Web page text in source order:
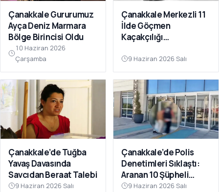
Çanakkale Gururumuz
Ayça Deniz Marmara
Bölge Birincisi Oldu
10 Haziran 2026
Çarşamba
Çanakkale Merkezli 11
İlde Göçmen
Kaçakçılığı
Tutuklama
9 Haziran 2026 Salı
Çanakkale’de Tuğba
Yavaş Davasında
Savcıdan Beraat Talebi
9 Haziran 2026 Salı
Çanakkale’de Polis
Denetimleri Sıklaştı:
Aranan 10 Şüpheli
Tutuklandı
9 Haziran 2026 Salı